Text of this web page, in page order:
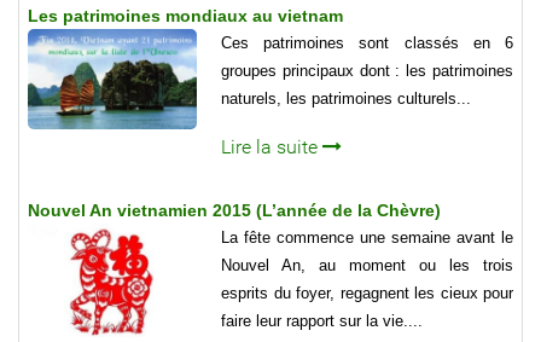
Les patrimoines mondiaux au vietnam
Ces patrimoines sont classés en 6
groupes principaux dont : les patrimoines
naturels, les patrimoines culturels...
Lire la suite
Nouvel An vietnamien 2015 (L’année de la Chèvre)
La fête commence une semaine avant le
Nouvel An, au moment ou les trois
esprits du foyer, regagnent les cieux pour
faire leur rapport sur la vie....